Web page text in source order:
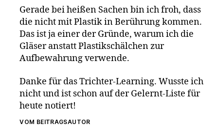
Gerade bei heißen Sachen bin ich froh, dass
die nicht mit Plastik in Berührung kommen.
Das ist ja einer der Gründe, warum ich die
Gläser anstatt Plastikschälchen zur
Aufbewahrung verwende.
Danke für das Trichter-Learning. Wusste ich
nicht und ist schon auf der Gelernt-Liste für
heute notiert!
VOM BEITRAGSAUTOR